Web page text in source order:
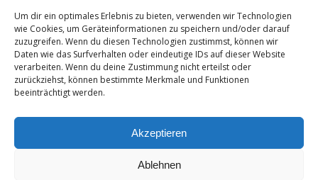
Um dir ein optimales Erlebnis zu bieten, verwenden wir Technologien
wie Cookies, um Geräteinformationen zu speichern und/oder darauf
zuzugreifen. Wenn du diesen Technologien zustimmst, können wir
Daten wie das Surfverhalten oder eindeutige IDs auf dieser Website
verarbeiten. Wenn du deine Zustimmung nicht erteilst oder
zurückziehst, können bestimmte Merkmale und Funktionen
beeinträchtigt werden.
Akzeptieren
Ablehnen
Konfliktbewältigung und Resilienz.
Lions Quest wird von allen sechs Wuppertaler Lions
Clubs unterstützt, und seit vielen Jahren werden
dadurch Seminare mitfinanziert.
Die Texte stammen von der Lions Quest Deutschland